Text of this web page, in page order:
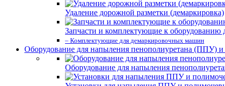
Удаление дорожной разметки (демаркировка)
Запчасти и комплектующие к оборудованию
– Комплектующие для демаркировочных машин
Оборудование для напыления пенополиуретана (ППУ)
Оборудование для напыления